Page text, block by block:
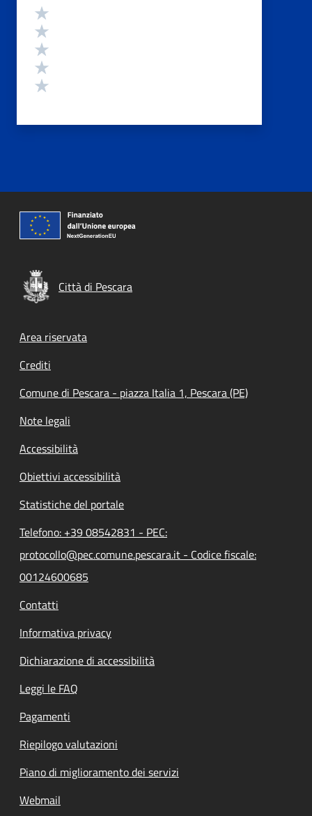
Valutazione
Città di Pescara
Footer menu
Area riservata
Crediti
Comune di Pescara - piazza Italia 1, Pescara (PE)
Note legali
Accessibilità
Obiettivi accessibilità
Statistiche del portale
Telefono: +39 08542831 - PEC:
protocollo@pec.comune.pescara.it - Codice fiscale:
00124600685
Contatti
Informativa privacy
Dichiarazione di accessibilità
Leggi le FAQ
Pagamenti
Riepilogo valutazioni
Piano di miglioramento dei servizi
Webmail